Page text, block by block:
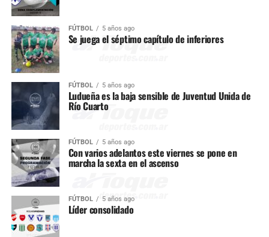
FÚTBOL 5 años ago
Se juega el séptimo capítulo de inferiores
FÚTBOL 5 años ago
Ludueña es la baja sensible de Juventud Unida de
Río Cuarto
FÚTBOL 5 años ago
Con varios adelantos este viernes se pone en
marcha la sexta en el ascenso
FÚTBOL 5 años ago
Líder consolidado